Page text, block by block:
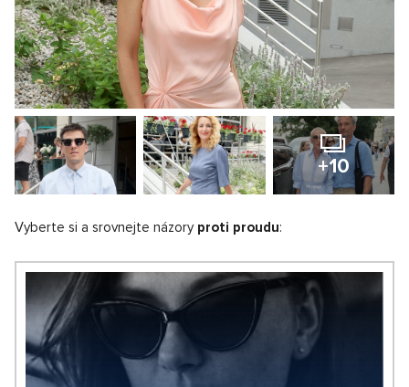
+10
Vyberte si a srovnejte názory proti proudu: